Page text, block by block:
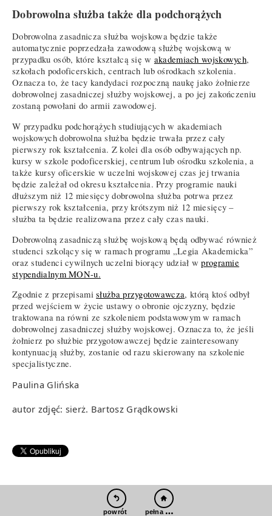
Dobrowolna służba także dla podchorążych
Dobrowolna zasadnicza służba wojskowa będzie także
automatycznie poprzedzała zawodową służbę wojskową w
przypadku osób, które kształcą się w akademiach wojskowych,
szkołach podoficerskich, centrach lub ośrodkach szkolenia.
Oznacza to, że tacy kandydaci rozpoczną naukę jako żołnierze
dobrowolnej zasadniczej służby wojskowej, a po jej zakończeniu
zostaną powołani do armii zawodowej.
W przypadku podchorążych studiujących w akademiach
wojskowych dobrowolna służba będzie trwała przez cały
pierwszy rok kształcenia. Z kolei dla osób odbywających np.
kursy w szkole podoficerskiej, centrum lub ośrodku szkolenia, a
także kursy oficerskie w uczelni wojskowej czas jej trwania
będzie zależał od okresu kształcenia. Przy programie nauki
dłuższym niż 12 miesięcy dobrowolna służba potrwa przez
pierwszy rok kształcenia, przy krótszym niż 12 miesięcy –
służba ta będzie realizowana przez cały czas nauki.
Dobrowolną zasadniczą służbę wojskową będą odbywać również
studenci szkolący się w ramach programu „Legia Akademicka”
oraz studenci cywilnych uczelni biorący udział wprogramie
stypendialnym MON-u.
Zgodnie z przepisamisłużba przygotowawcza, którą ktoś odbył
przed wejściem w życie ustawy o obronie ojczyzny, będzie
traktowana na równi ze szkoleniem podstawowym w ramach
dobrowolnej zasadniczej służby wojskowej. Oznacza to, że jeśli
żołnierz po służbie przygotowawczej będzie zainteresowany
kontynuacją służby, zostanie od razu skierowany na szkolenie
specjalistyczne.
Paulina Glińska
autor zdjęć: sierż. Bartosz Grądkowski
powrót pełna wersja